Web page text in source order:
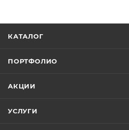
КАТАЛОГ
ПОРТФОЛИО
АКЦИИ
УСЛУГИ